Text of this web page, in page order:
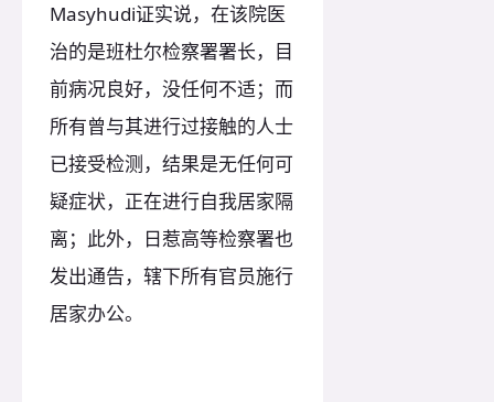
Masyhudi证实说，在该院医
治的是班杜尔检察署署长，目
前病况良好，没任何不适；而
所有曾与其进行过接触的人士
已接受检测，结果是无任何可
疑症状，正在进行自我居家隔
离；此外，日惹高等检察署也
发出通告，辖下所有官员施行
居家办公。